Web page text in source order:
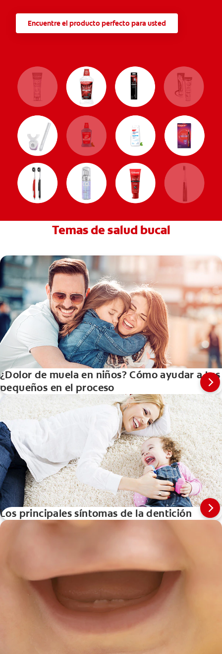
Encuentre el producto perfecto para usted
Temas de salud bucal
¿Dolor de muela en niños? Cómo ayudar a tus
pequeños en el proceso
Los principales síntomas de la dentición